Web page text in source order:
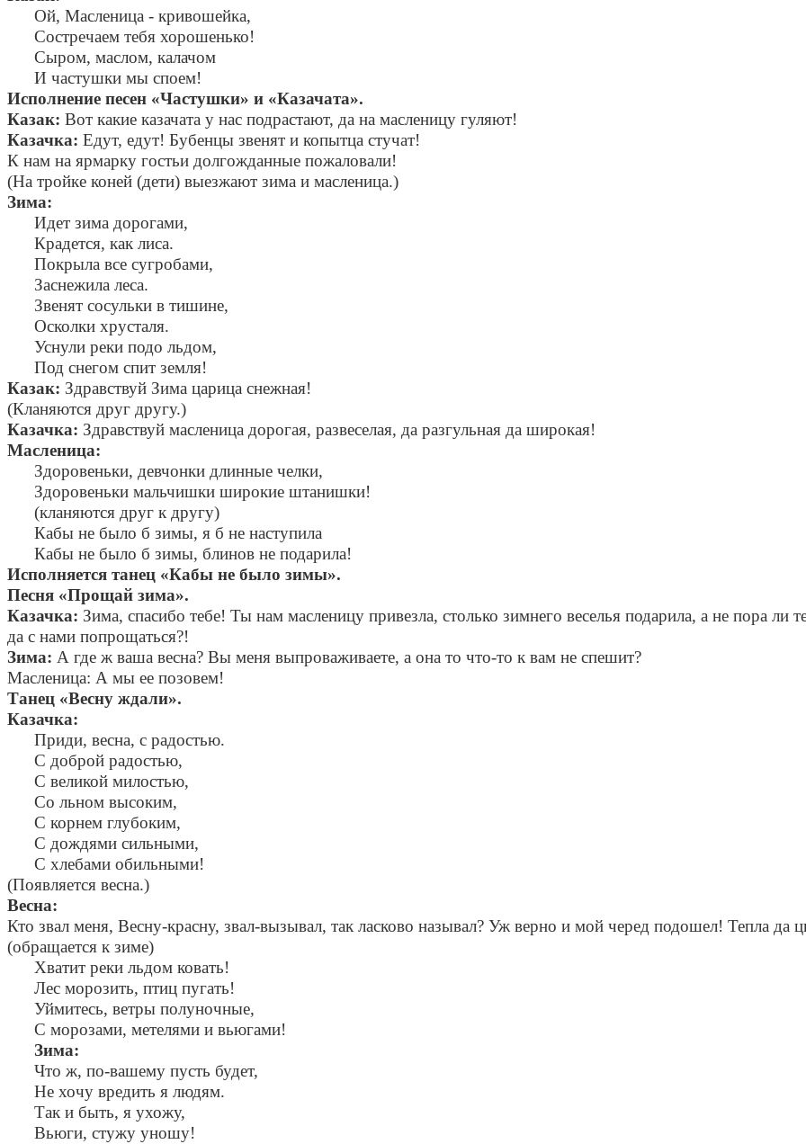
Ой, Масленица - кривошейка,
Состречаем тебя хорошенько!
Сыром, маслом, калачом
И частушки мы споем!
Исполнение песен «Частушки» и «Казачата».
Казак: Вот какие казачата у нас подрастают, да на масленицу гуляют!
Казачка: Едут, едут! Бубенцы звенят и копытца стучат!
К нам на ярмарку гостьи долгожданные пожаловали!
(На тройке коней (дети) выезжают зима и масленица.)
Зима:
Идет зима дорогами,
Крадется, как лиса.
Покрыла все сугробами,
Заснежила леса.
Звенят сосульки в тишине,
Осколки хрусталя.
Уснули реки подо льдом,
Под снегом спит земля!
Казак: Здравствуй Зима царица снежная!
(Кланяются друг другу.)
Казачка: Здравствуй масленица дорогая, развеселая, да разгульная да широкая!
Масленица:
Здоровеньки, девчонки длинные челки,
Здоровеньки мальчишки широкие штанишки!
(кланяются друг к другу)
Кабы не было б зимы, я б не наступила
Кабы не было б зимы, блинов не подарила!
Исполняется танец «Кабы не было зимы».
Песня «Прощай зима».
Казачка: Зима, спасибо тебе! Ты нам масленицу привезла, столько зимнего веселья подарила, а не пора ли
да с нами попрощаться?!
Зима: А где ж ваша весна? Вы меня выпроваживаете, а она то что-то к вам не спешит?
Масленица: А мы ее позовем!
Танец «Весну ждали».
Казачка:
Приди, весна, с радостью.
С доброй радостью,
С великой милостью,
Со льном высоким,
С корнем глубоким,
С дождями сильными,
С хлебами обильными!
(Появляется весна.)
Весна:
Кто звал меня, Весну-красну, звал-вызывал, так ласково называл? Уж верно и мой черед подошел! Тепла да
(обращается к зиме)
Хватит реки льдом ковать!
Лес морозить, птиц пугать!
Уймитесь, ветры полуночные,
С морозами, метелями и вьюгами!
Зима:
Что ж, по-вашему пусть будет,
Не хочу вредить я людям.
Так и быть, я ухожу,
Вьюги, стужу уношу!